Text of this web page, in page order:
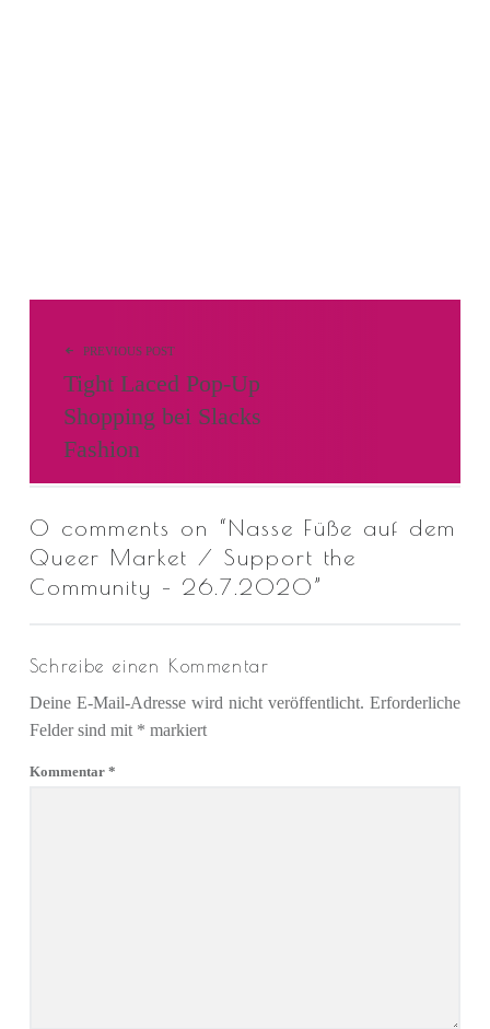
Beitragsnavigation
PREVIOUS POST
Tight Laced Pop-Up
Shopping bei Slacks
Fashion
0 comments on “Nasse Füße auf dem
Queer Market / Support the
Community – 26.7.2020”
Schreibe einen Kommentar
Deine E-Mail-Adresse wird nicht veröffentlicht. Erforderliche
Felder sind mit * markiert
Kommentar *